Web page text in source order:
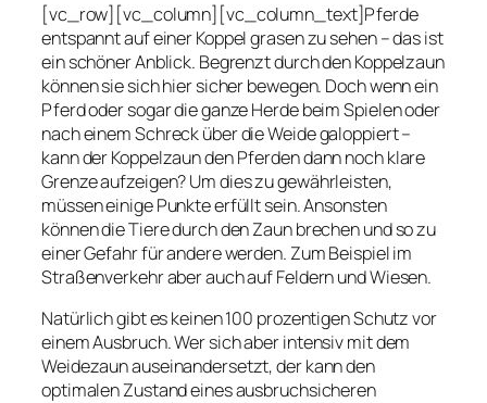
[vc_row][vc_column][vc_column_text]Pferde
entspannt auf einer Koppel grasen zu sehen – das ist
ein schöner Anblick. Begrenzt durch den Koppelzaun
können sie sich hier sicher bewegen. Doch wenn ein
Pferd oder sogar die ganze Herde beim Spielen oder
nach einem Schreck über die Weide galoppiert –
kann der Koppelzaun den Pferden dann noch klare
Grenze aufzeigen? Um dies zu gewährleisten,
müssen einige Punkte erfüllt sein. Ansonsten
können die Tiere durch den Zaun brechen und so zu
einer Gefahr für andere werden. Zum Beispiel im
Straßenverkehr aber auch auf Feldern und Wiesen.
Natürlich gibt es keinen 100 prozentigen Schutz vor
einem Ausbruch. Wer sich aber intensiv mit dem
Weidezaun auseinandersetzt, der kann den
optimalen Zustand eines ausbruchsicheren